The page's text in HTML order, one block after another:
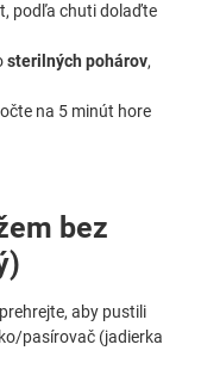
podľa chuti dolaďte
sterilných pohárov,
na 5 minút hore
bez
aby pustili
pasírovač (jadierka